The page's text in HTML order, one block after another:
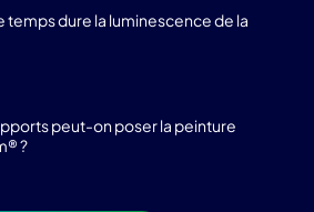
temps dure la luminescence de la
peut-on poser la peinture
?